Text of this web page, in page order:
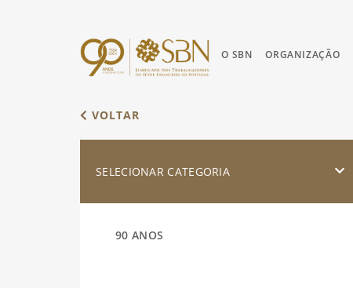
O SBN ORGANIZAÇÃO
VOLTAR
SELECIONAR CATEGORIA
90 ANOS